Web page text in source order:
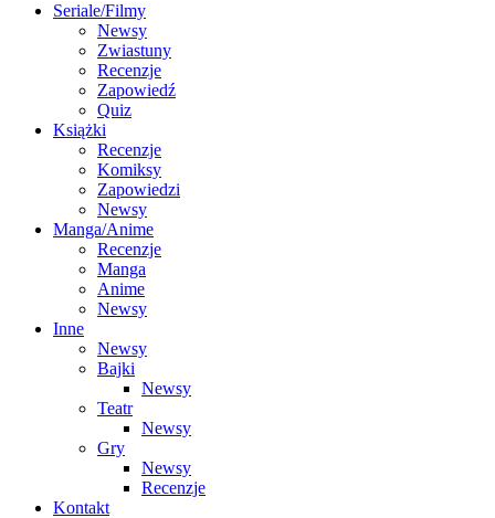
Seriale/Filmy
Newsy
Zwiastuny
Recenzje
Zapowiedź
Quiz
Książki
Recenzje
Komiksy
Zapowiedzi
Newsy
Manga/Anime
Recenzje
Manga
Anime
Newsy
Inne
Newsy
Bajki
Newsy
Teatr
Newsy
Gry
Newsy
Recenzje
Kontakt